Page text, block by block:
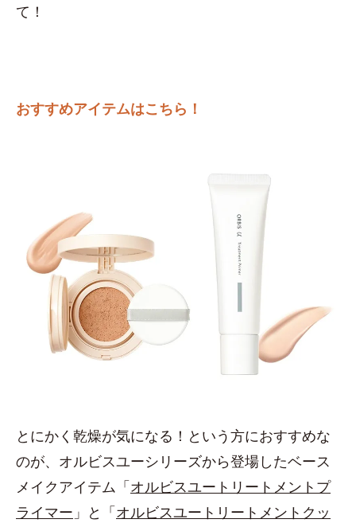
て！
おすすめアイテムはこちら！
とにかく乾燥が気になる！という方におすすめな
のが、オルビスユーシリーズから登場したベース
メイクアイテム「オルビスユートリートメントプ
ライマー 」と「オルビスユートリートメントクッ